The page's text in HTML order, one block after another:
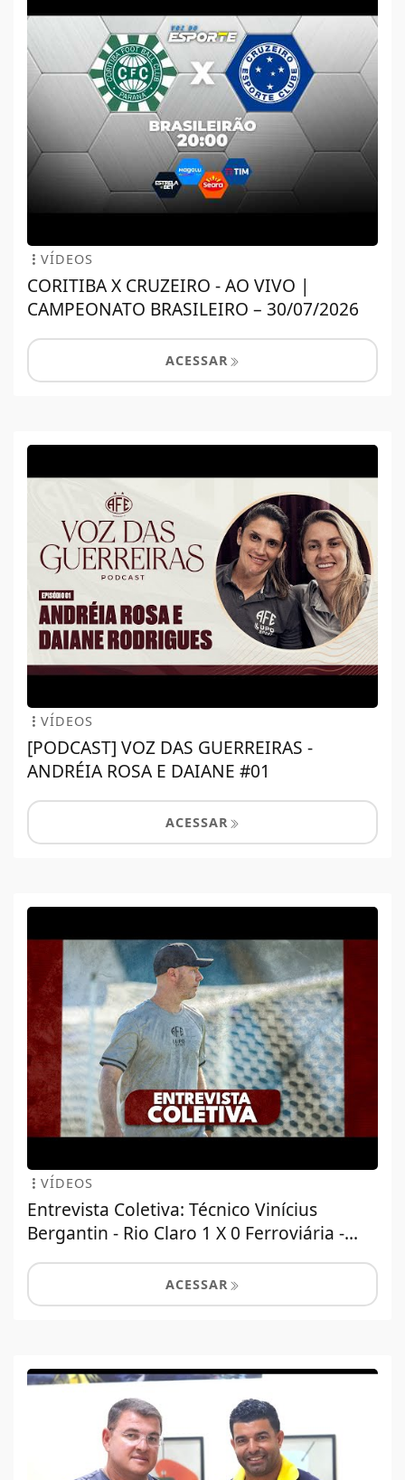
VÍDEOS
CORITIBA X CRUZEIRO - AO VIVO |
CAMPEONATO BRASILEIRO – 30/07/2026
ACESSAR
VÍDEOS
[PODCAST] VOZ DAS GUERREIRAS -
ANDRÉIA ROSA E DAIANE #01
ACESSAR
VÍDEOS
Entrevista Coletiva: Técnico Vinícius
Bergantin - Rio Claro 1 X 0 Ferroviária -...
ACESSAR